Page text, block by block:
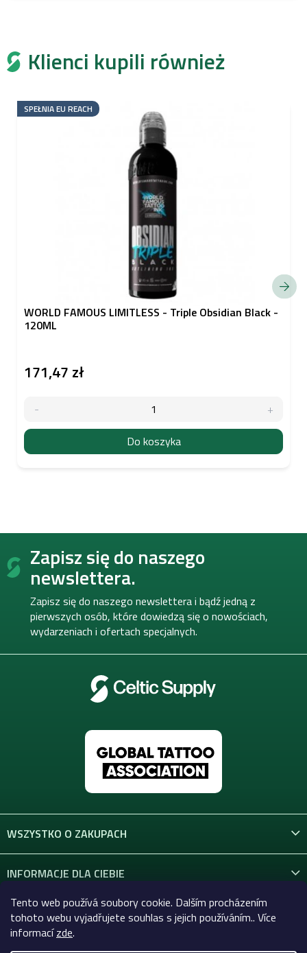
Tento web používá soubory cookie. Dalším procházením
tohoto webu vyjadřujete souhlas s jejich používáním.. Více
informacízde.
Klienci kupili również
SPEŁNIA EU REACH
WORLD FAMOUS LIMITLESS - Triple Obsidian Black -
120ML
171,47 zł
Do koszyka
S
Zapisz się do naszego
newslettera.
Zapisz się do naszego newslettera i bądź jedną z
pierwszych osób, które dowiedzą się o nowościach,
wydarzeniach i ofertach specjalnych.
WSZYSTKO O ZAKUPACH
INFORMACJE DLA CIEBIE
KONTAKT